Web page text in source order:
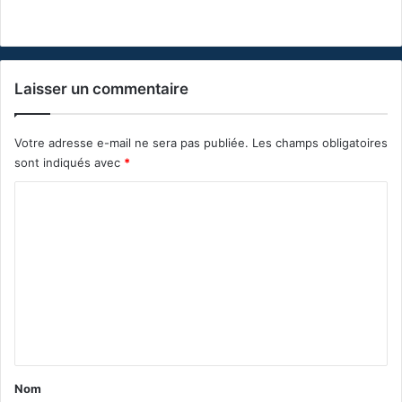
Laisser un commentaire
Votre adresse e-mail ne sera pas publiée. Les champs obligatoires
sont indiqués avec *
a
Nom